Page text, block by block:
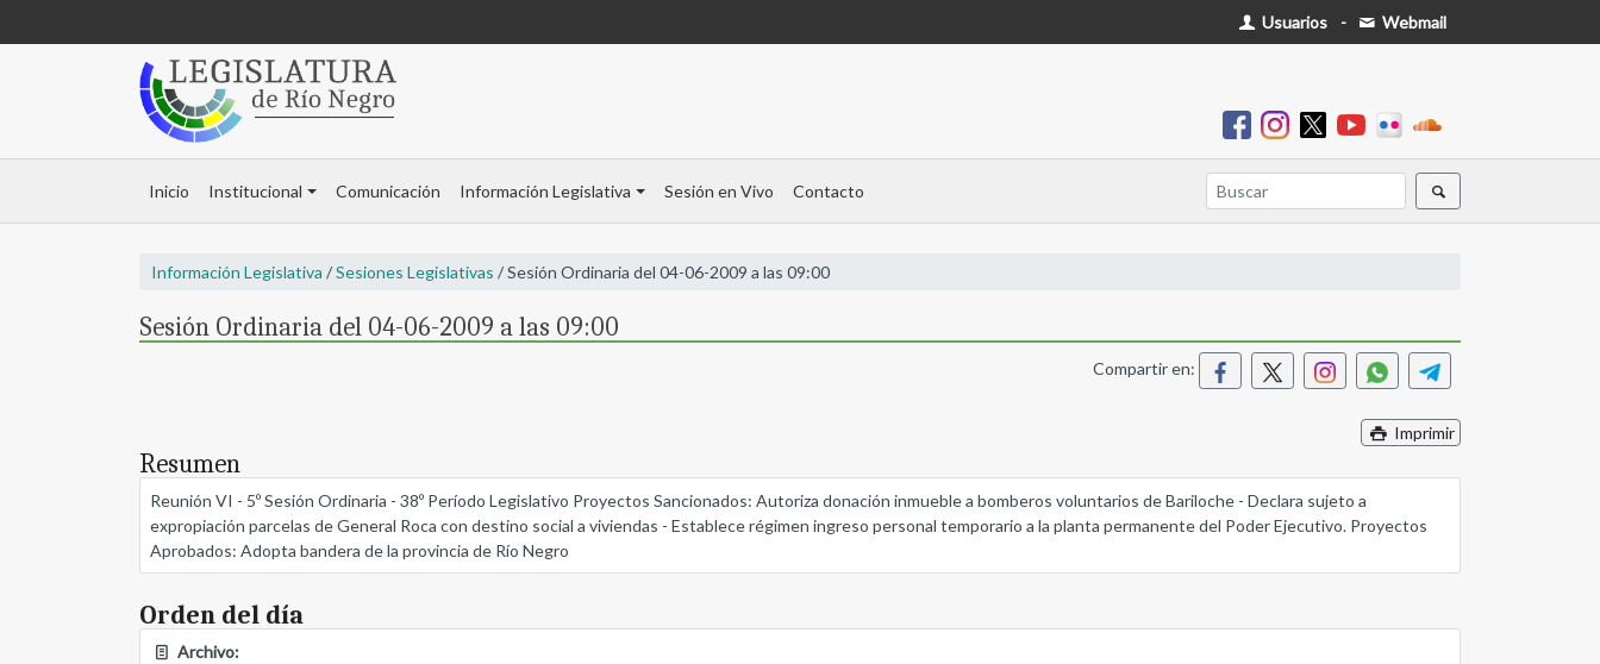
Usuarios - Webmail
Inicio Institucional Comunicación Información Legislativa Sesión en Vivo Contacto
Información Legislativa /Sesiones Legislativas / Sesión Ordinaria del 04-06-2009 a las 09:00
Sesión Ordinaria del 04-06-2009 a las 09:00
Compartir en:
Imprimir
Resumen
Reunión VI - 5º Sesión Ordinaria - 38º Período Legislativo Proyectos Sancionados: Autoriza donación inmueble a bomberos voluntarios de Bariloche - Declara sujeto a
expropiación parcelas de General Roca con destino social a viviendas - Establece régimen ingreso personal temporario a la planta permanente del Poder Ejecutivo. Proyectos
Aprobados: Adopta bandera de la provincia de Río Negro
Orden del día
Archivo: